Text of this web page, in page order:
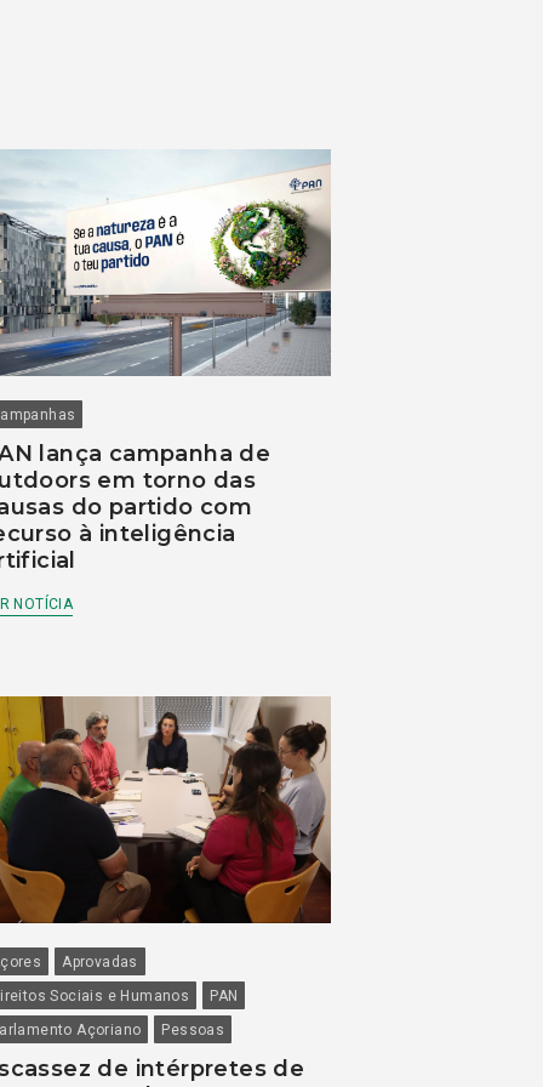
lança campanha de
em torno das
do partido com
à inteligência
NOTÍCIA
Aprovadas
Sociais e Humanos
PAN
Açoriano
Pessoas
de intérpretes de